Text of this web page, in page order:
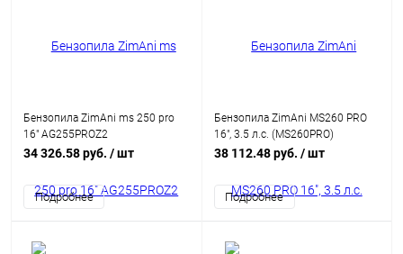
Бензопила ZimAni ms 250 pro
16" AG255PROZ2
34 326.58 руб. / шт
Подробнее
Бензопила ZimAni MS260 PRO
16", 3.5 л.с. (MS260PRO)
38 112.48 руб. / шт
Подробнее